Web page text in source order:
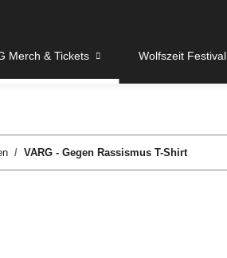
Merch & Tickets Wolfszeit Festival
VARG - Gegen Rassismus T-Shirt